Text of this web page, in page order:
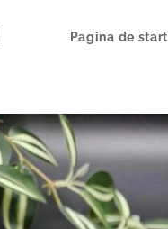
Pagina de start